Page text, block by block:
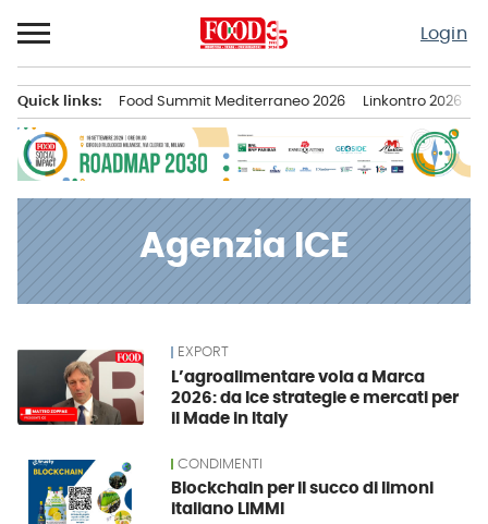
al
contenuto
Login
principale
Quick links: Food Summit Mediterraneo 2026 Linkontro 2026
Agenzia ICE
News EXPORT
L’agroalimentare vola a Marca
2026: da Ice strategie e mercati per
il Made in Italy
CONDIMENTI
Blockchain per il succo di limoni
italiano LIMMI